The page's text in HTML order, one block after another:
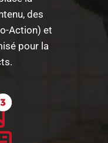
des
Action) et
pour la